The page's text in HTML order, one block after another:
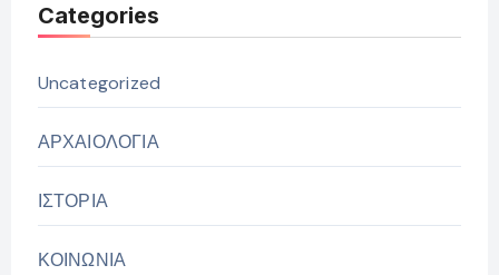
Categories
Uncategorized
ΑΡΧΑΙΟΛΟΓΙΑ
ΙΣΤΟΡΙΑ
ΚΟΙΝΩΝΙΑ